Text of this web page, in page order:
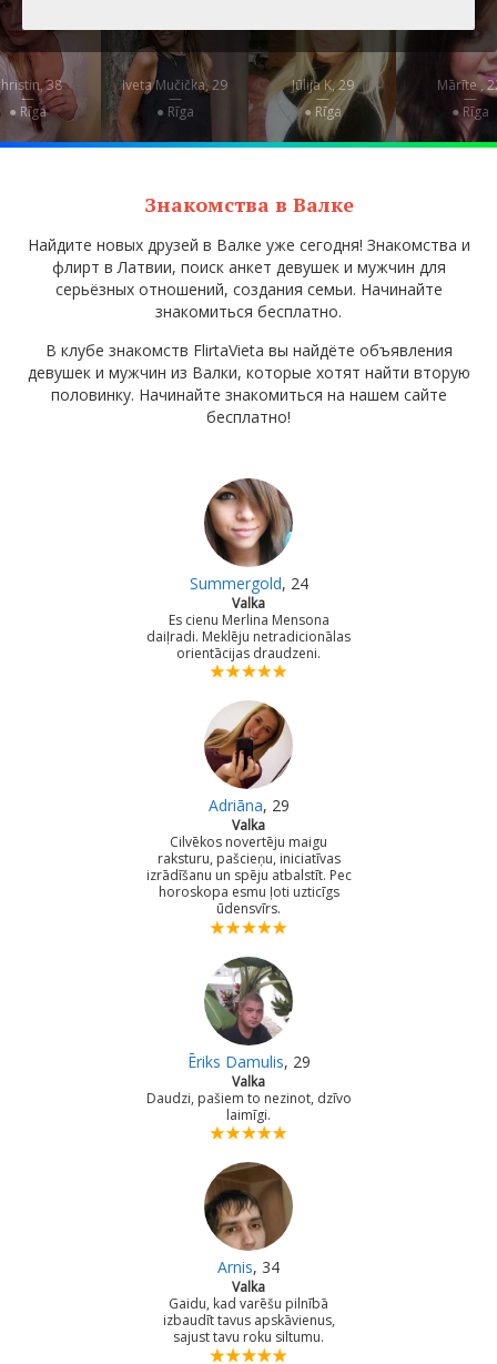
38
—
● Rīga
Iveta Mučička, 29
—
● Rīga
Jūlija K, 29
—
● Rīga
Mārīte ,
—
● Rīga
Знакомства в Валке
Найдите новых друзей в Валке уже сегодня! Знакомства и
флирт в Латвии, поиск анкет девушек и мужчин для
серьёзных отношений, создания семьи. Начинайте
знакомиться бесплатно.
В клубе знакомств FlirtaVieta вы найдёте объявления
девушек и мужчин из Валки, которые хотят найти вторую
половинку. Начинайте знакомиться на нашем сайте
бесплатно!
Summergold, 24
Valka
Es cienu Merlina Mensona
daiļradi. Meklēju netradicionālas
orientācijas draudzeni.
Adriāna, 29
Valka
Cilvēkos novertēju maigu
raksturu, pašcieņu, iniciatīvas
izrādīšanu un spēju atbalstīt. Pec
horoskopa esmu ļoti uzticīgs
ūdensvīrs.
Ēriks Damulis, 29
Valka
Daudzi, pašiem to nezinot, dzīvo
laimīgi.
Arnis, 34
Valka
Gaidu, kad varēšu pilnībā
izbaudīt tavus apskāvienus,
sajust tavu roku siltumu.